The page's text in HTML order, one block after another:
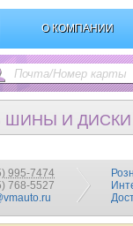
О КОМПАНИИ
ШИНЫ И ДИСКИ
995-7474
768-5527